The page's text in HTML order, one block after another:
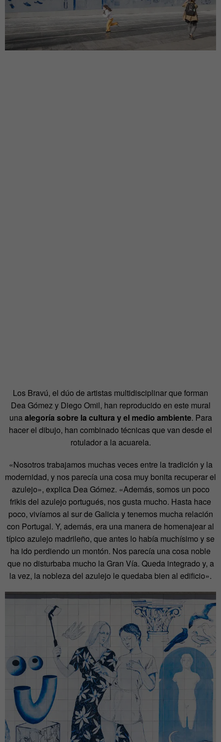
Los Bravú, el dúo de artistas multidisciplinar que forman
Dea Gómez y Diego Omil, han reproducido en este mural
unaalegoría sobre la cultura y el medio ambiente. Para
hacer el dibujo, han combinado técnicas que van desde el
rotulador a la acuarela.
«Nosotros trabajamos muchas veces entre la tradición y la
modernidad, y nos parecía una cosa muy bonita recuperar el
azulejo», explica Dea Gómez. «Además, somos un poco
frikis del azulejo portugués, nos gusta mucho. Hasta hace
poco, vivíamos al sur de Galicia y tenemos mucha relación
con Portugal. Y, además, era una manera de homenajear al
típico azulejo madrileño, que antes lo había muchísimo y se
ha ido perdiendo un montón. Nos parecía una cosa noble
que no disturbaba mucho la Gran Vía. Queda integrado y, a
la vez, la nobleza del azulejo le quedaba bien al edificio».